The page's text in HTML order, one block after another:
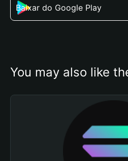
Baixar do Google Play
You may also like